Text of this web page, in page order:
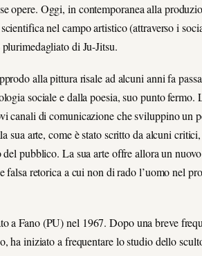
opere. Oggi, in contemporanea alla
nel campo artistico (attraverso i
di Ju-Jitsu.
alla pittura risale ad alcuni anni fa
sociale e dalla poesia, suo punto fermo.
canali di comunicazione che sviluppino un
sua arte, come è stato scritto da alcuni
pubblico. La sua arte offre allora un
falsa retorica a cui non di rado l’uomo nel
a Fano (PU) nel 1967. Dopo una breve
ha iniziato a frequentare lo studio dello